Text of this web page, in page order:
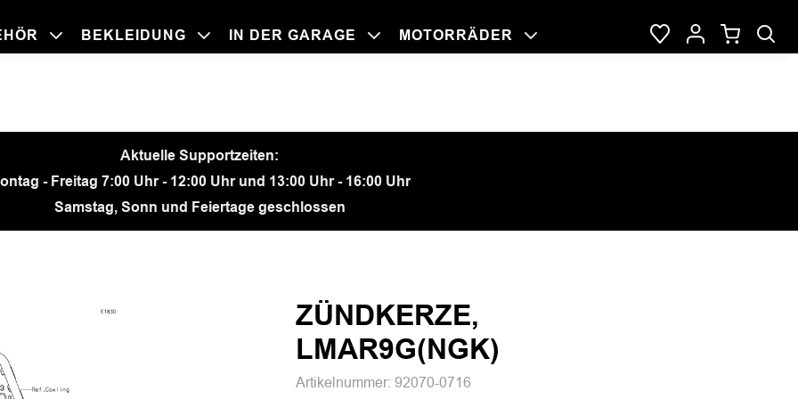
BEKLEIDUNG IN DER GARAGE MOTORRÄDER
Aktuelle Supportzeiten:
- Freitag 7:00 Uhr - 12:00 Uhr und 13:00 Uhr - 16:00 Uhr
Samstag, Sonn und Feiertage geschlossen
ZÜNDKERZE,
LMAR9G(NGK)
Artikelnummer: 92070-0716